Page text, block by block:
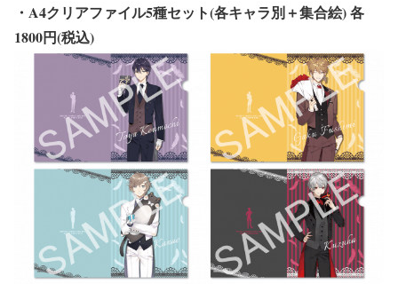
・A4クリアファイル5種セット(各キャラ別＋集合絵) 各
1800円(税込)